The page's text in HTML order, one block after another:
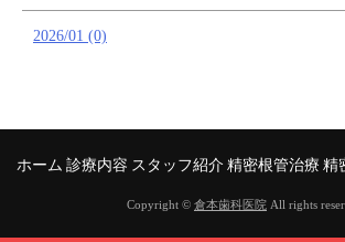
2026/01 (0)
ホーム 診療内容 スタッフ紹介 精密根管治療 精
Copyright © 倉本歯科医院 All rights